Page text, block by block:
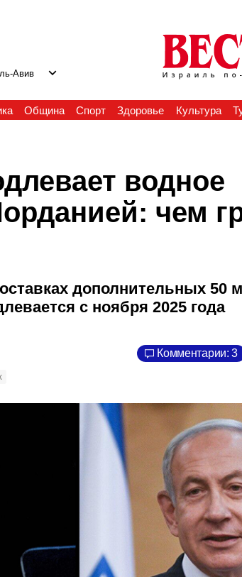
Авив
Община Спорт Здоровье Культура
водное
чем
дополнительных 50
с ноября 2025 года
Комментарии: 3